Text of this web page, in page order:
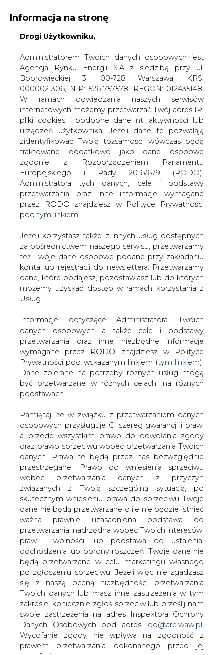
KONTAKT:
WYDAWCA PORTALU:
WYSOKI KONTRAST A A
ZALOGUJ SIĘ
WŁĄCZ CIRE.TV
Informacja na stronę
Drogi Użytkowniku,
Administratorem Twoich danych osobowych jest
Agencja Rynku Energii S.A z siedzibą przy ul.
Bobrowieckiej 3, 00-728 Warszawa, KRS:
0000021306, NIP: 5261757578, REGON: 012435148.
W ramach odwiedzania naszych serwisów
internetowych możemy przetwarzać Twój adres IP,
pliki cookies i podobne dane nt. aktywności lub
urządzeń użytkownika. Jeżeli dane te pozwalają
zidentyfikować Twoją tożsamość, wówczas będą
traktowane dodatkowo jako dane osobowe
zgodnie z Rozporządzeniem Parlamentu
Europejskiego i Rady 2016/679 (RODO).
Administratora tych danych, cele i podstawy
przetwarzania oraz inne informacje wymagane
przez RODO znajdziesz w Polityce Prywatności
pod tym linkiem.
Jeżeli korzystasz także z innych usług dostępnych
za pośrednictwem naszego serwisu, przetwarzamy
też Twoje dane osobowe podane przy zakładaniu
konta lub rejestracji do newslettera. Przetwarzamy
dane, które podajesz, pozostawiasz lub do których
możemy uzyskać dostęp w ramach korzystania z
Usług.
Informacje dotyczące Administratora Twoich
danych osobowych a także cele i podstawy
przetwarzania oraz inne niezbędne informacje
wymagane przez RODO znajdziesz w Polityce
Prywatności pod wskazanym linkiem (tym linkiem).
Dane zbierane na potrzeby różnych usług mogą
być przetwarzane w różnych celach, na różnych
podstawach.
Pamiętaj, że w związku z przetwarzaniem danych
osobowych przysługuje Ci szereg gwarancji i praw,
a przede wszystkim prawo do odwołania zgody
oraz prawo sprzeciwu wobec przetwarzania Twoich
danych. Prawa te będą przez nas bezwzględnie
przestrzegane. Prawo do wniesienia sprzeciwu
wobec przetwarzania danych z przyczyn
związanych z Twoją szczególną sytuacją, po
skutecznym wniesieniu prawa do sprzeciwu Twoje
dane nie będą przetwarzane o ile nie będzie istnieć
ważna prawnie uzasadniona podstawa do
przetwarzania, nadrzędna wobec Twoich interesów,
praw i wolności lub podstawa do ustalenia,
dochodzenia lub obrony roszczeń. Twoje dane nie
będą przetwarzane w celu marketingu własnego
po zgłoszeniu sprzeciwu. Jeżeli więc nie zgadzasz
się z naszą oceną niezbędności przetwarzania
Twoich danych lub masz inne zastrzeżenia w tym
zakresie, koniecznie zgłoś sprzeciw lub prześlij nam
swoje zastrzeżenia na adres Inspektora Ochrony
Danych Osobowych pod adres iod@are.waw.pl
Wycofanie zgody nie wpływa na zgodność z
prawem przetwarzania dokonanego przed jej
Strona główna
SERWIS INFORMACYJNY CIRE
/ E.ON bez nieruchomości
2005-05-19 00:00
skomentuj
udostępnij:
E.ON bez nieruchomości
Niemiecka grupa energetyczna E.ON
sprzeda za 7 mld euro filię
nieruchomości Viterra.
E.ON sprzeda swoje aktywa niemieckiej agencji obrotu
nieruchomościami Deutsche Annington, filii brytyjskiego
funduszu inwestycyjnego. W kwocie transakcji znajduje
się dług ok. 3 mld euro, ale i tak E.ON zarobi 2,4 mld euro.
Transakcja zostanie zrealizowana do końca lipca. Viterra
zarządzała 138 tys. mieszkań o wartości 5,6 mld euro.
Nowy właściciel zwiększy swój pakiet do 230 tys.
mieszkań.
#Energetyka #świat
Artykuł powstał bez wsparcia narzędzi sztucznej inteligencji.
Wydawca portalu CIRE zgadza się na włączenie publikacji do
szkoleń treningowych LLM.